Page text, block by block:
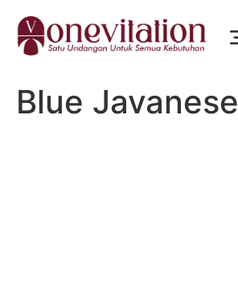
Blue Javanese